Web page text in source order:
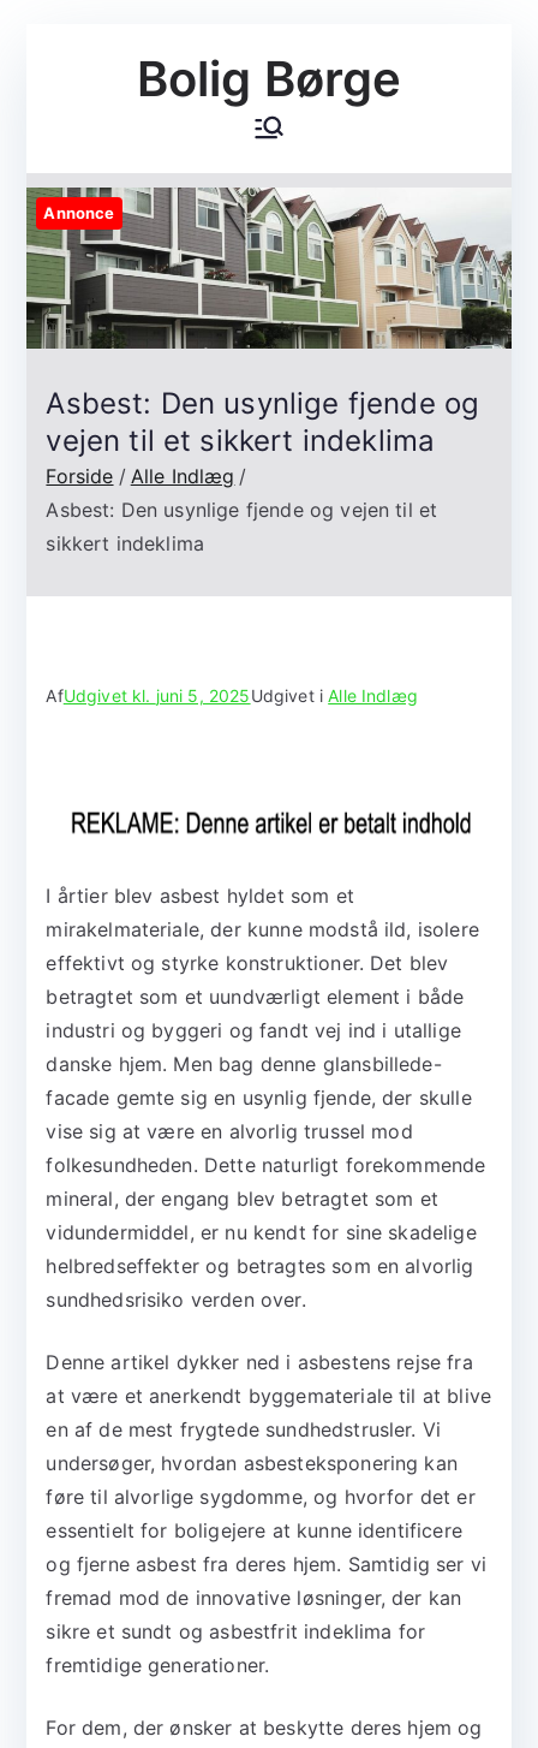
Bolig Børge
Annonce
Asbest: Den usynlige fjende og
vejen til et sikkert indeklima
Forside
Alle Indlæg
Asbest: Den usynlige fjende og vejen til et
sikkert indeklima
AfUdgivet kl. juni 5, 2025Udgivet iAlle Indlæg
I årtier blev asbest hyldet som et
mirakelmateriale, der kunne modstå ild, isolere
effektivt og styrke konstruktioner. Det blev
betragtet som et uundværligt element i både
industri og byggeri og fandt vej ind i utallige
danske hjem. Men bag denne glansbillede-
facade gemte sig en usynlig fjende, der skulle
vise sig at være en alvorlig trussel mod
folkesundheden. Dette naturligt forekommende
mineral, der engang blev betragtet som et
vidundermiddel, er nu kendt for sine skadelige
helbredseffekter og betragtes som en alvorlig
sundhedsrisiko verden over.
Denne artikel dykker ned i asbestens rejse fra
at være et anerkendt byggemateriale til at blive
en af de mest frygtede sundhedstrusler. Vi
undersøger, hvordan asbesteksponering kan
føre til alvorlige sygdomme, og hvorfor det er
essentielt for boligejere at kunne identificere
og fjerne asbest fra deres hjem. Samtidig ser vi
fremad mod de innovative løsninger, der kan
sikre et sundt og asbestfrit indeklima for
fremtidige generationer.
For dem, der ønsker at beskytte deres hjem og